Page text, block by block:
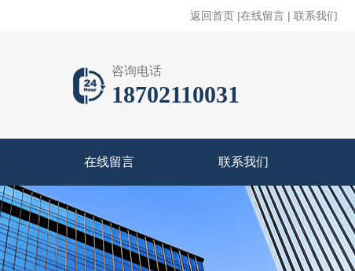
返回首页 |在线留言 | 联系我们
咨询电话
18702110031
在线留言 联系我们